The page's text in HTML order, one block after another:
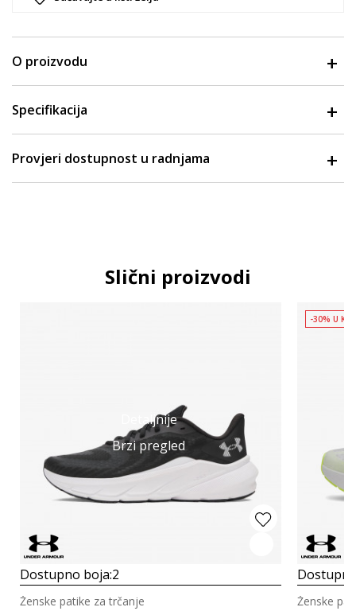
O proizvodu
Specifikacija
Provjeri dostupnost u radnjama
Slični proizvodi
Detaljnije
Brzi pregled
Dostupno boja:2
Ženske patike za trčanje
-30% U
Ženske